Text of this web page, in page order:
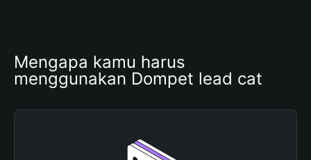
Mengapa kamu harus
menggunakan Dompet lead cat